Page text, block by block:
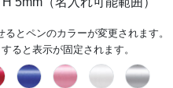
る とペンのカラーが変更されます。
ると表示が固定されます。